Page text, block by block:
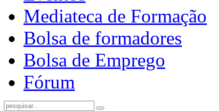
Mediateca de Formação
Bolsa de formadores
Bolsa de Emprego
Fórum